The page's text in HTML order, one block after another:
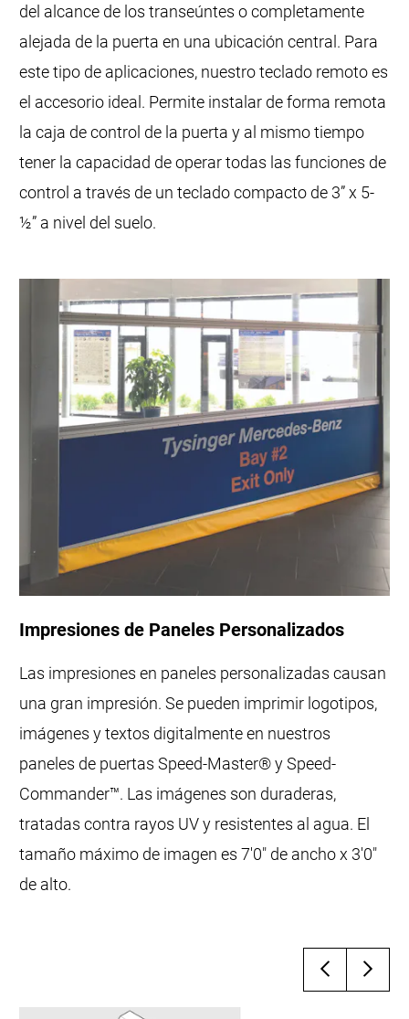
del alcance de los transeúntes o completamente
alejada de la puerta en una ubicación central. Para
este tipo de aplicaciones, nuestro teclado remoto es
el accesorio ideal. Permite instalar de forma remota
la caja de control de la puerta y al mismo tiempo
tener la capacidad de operar todas las funciones de
control a través de un teclado compacto de 3” x 5-
½” a nivel del suelo.
Impresiones de Paneles Personalizados
Las impresiones en paneles personalizadas causan
una gran impresión. Se pueden imprimir logotipos,
imágenes y textos digitalmente en nuestros
paneles de puertas Speed-Master® y Speed-
Commander™. Las imágenes son duraderas,
tratadas contra rayos UV y resistentes al agua. El
tamaño máximo de imagen es 7'0" de ancho x 3'0"
de alto.